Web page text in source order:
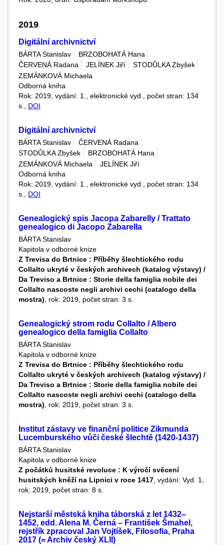
2019
Digitální archivnictví
BÁRTA Stanislav
BRZOBOHATÁ Hana
ČERVENÁ Radana
JELÍNEK Jiří
STODŮLKA Zbyšek
ZEMÁNKOVÁ Michaela
Odborná kniha
Rok: 2019, vydání: 1., elektronické vyd., počet stran: 134
s., DOI
Digitální archivnictví
BÁRTA Stanislav
ČERVENÁ Radana
STODŮLKA Zbyšek
BRZOBOHATÁ Hana
ZEMÁNKOVÁ Michaela
JELÍNEK Jiří
Odborná kniha
Rok: 2019, vydání: 1., elektronické vyd., počet stran: 134
s., DOI
Genealogický spis Jacopa Zabarelly / Trattato
genealogico di Jacopo Zabarella
BÁRTA Stanislav
Kapitola v odborné knize
Z Trevisa do Brtnice : Příběhy šlechtického rodu
Collalto ukryté v českých archivech (katalog výstavy) /
Da Treviso a Brtnice : Storie della famiglia nobile dei
Collalto nascoste negli archivi cechi (catalogo della
mostra) , rok: 2019, počet stran: 3 s.
Genealogický strom rodu Collalto / Albero
genealogico della famiglia Collalto
BÁRTA Stanislav
Kapitola v odborné knize
Z Trevisa do Brtnice : Příběhy šlechtického rodu
Collalto ukryté v českých archivech (katalog výstavy) /
Da Treviso a Brtnice : Storie della famiglia nobile dei
Collalto nascoste negli archivi cechi (catalogo della
mostra) , rok: 2019, počet stran: 3 s.
Institut zástavy ve finanční politice Zikmunda
Lucemburského vůči české šlechtě (1420-1437)
BÁRTA Stanislav
Kapitola v odborné knize
Z počátků husitské revoluce : K výročí svěcení
husitských kněží na Lipnici v roce 1417, vydání: Vyd. 1,
rok: 2019, počet stran: 8 s.
Nejstarší městská kniha táborská z let 1432–
1452, edd. Alena M. Černá – František Šmahel,
rejstřík zpracoval Jan Vojtíšek, Filosofia, Praha
2017 (= Archiv český XLII)